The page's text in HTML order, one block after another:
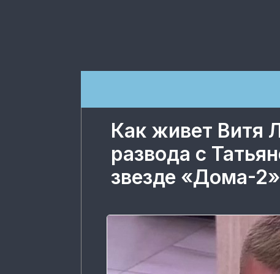
Как живет Витя
развода с
звезде «Дома-